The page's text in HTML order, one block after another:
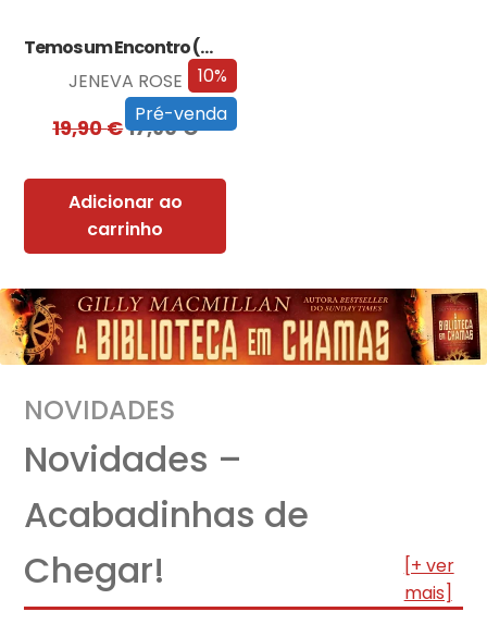
10%
Pré-venda
Temos um Encontro (Outra Vez) – Edição…
JENEVA ROSE
19,90€17,90€
Adicionar ao
carrinho
NOVIDADES
Novidades –
Acabadinhas de
Chegar!
[+ ver
mais]